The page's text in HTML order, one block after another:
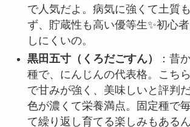
で人気だよ。病気に強くて土質
ず、貯蔵性も高い優等生✨初心
しにくいの。
黒田五寸（くろだごすん）
：昔
種で、にんじんの代表格。こち
で甘みが強く、美味しいと評判
色が濃くて栄養満点。固定種で
て繰り返し育てる楽しみもある